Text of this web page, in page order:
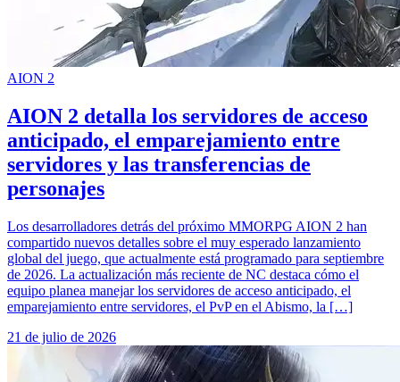
AION 2
AION 2 detalla los servidores de acceso
anticipado, el emparejamiento entre
servidores y las transferencias de
personajes
Los desarrolladores detrás del próximo MMORPG AION 2 han
compartido nuevos detalles sobre el muy esperado lanzamiento
global del juego, que actualmente está programado para septiembre
de 2026. La actualización más reciente de NC destaca cómo el
equipo planea manejar los servidores de acceso anticipado, el
emparejamiento entre servidores, el PvP en el Abismo, la […]
21 de julio de 2026